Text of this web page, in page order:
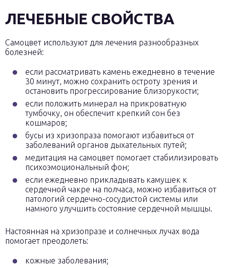
ЛЕЧЕБНЫЕ СВОЙСТВА
Самоцвет используют для лечения разнообразных
болезней:
если рассматривать камень ежедневно в течение
30 минут, можно сохранить остроту зрения и
остановить прогрессирование близорукости;
если положить минерал на прикроватную
тумбочку, он обеспечит крепкий сон без
кошмаров;
бусы из хризопраза помогают избавиться от
заболеваний органов дыхательных путей;
медитация на самоцвет помогает стабилизировать
психоэмоциональный фон;
если ежедневно прикладывать камушек к
сердечной чакре на полчаса, можно избавиться от
патологий сердечно-сосудистой системы или
намного улучшить состояние сердечной мышцы.
Настоянная на хризопразе и солнечных лучах вода
помогает преодолеть:
кожные заболевания;